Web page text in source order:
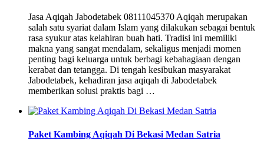
Jasa Aqiqah Jabodetabek 08111045370 Aqiqah merupakan
salah satu syariat dalam Islam yang dilakukan sebagai bentuk
rasa syukur atas kelahiran buah hati. Tradisi ini memiliki
makna yang sangat mendalam, sekaligus menjadi momen
penting bagi keluarga untuk berbagi kebahagiaan dengan
kerabat dan tetangga. Di tengah kesibukan masyarakat
Jabodetabek, kehadiran jasa aqiqah di Jabodetabek
memberikan solusi praktis bagi …
Paket Kambing Aqiqah Di Bekasi Medan Satria